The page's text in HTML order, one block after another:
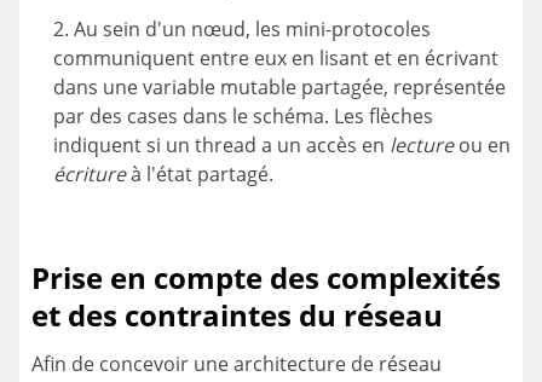
Au sein d'un nœud, les mini-protocoles
communiquent entre eux en lisant et en écrivant
dans une variable mutable partagée, représentée
par des cases dans le schéma. Les flèches
indiquent si un thread a un accès en lectureou en
écritureà l'état partagé.
Prise en compte des complexités
et des contraintes du réseau
Afin de concevoir une architecture de réseau